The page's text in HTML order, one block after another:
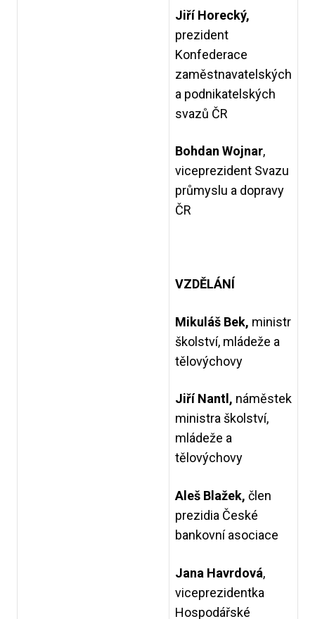
Jiří Horecký,
prezident
Konfederace
zaměstnavatelských
a podnikatelských
svazů ČR
Bohdan Wojnar,
viceprezident Svazu
průmyslu a dopravy
ČR
VZDĚLÁNÍ
Mikuláš Bek, ministr
školství, mládeže a
tělovýchovy
Jiří Nantl, náměstek
ministra školství,
mládeže a
tělovýchovy
Aleš Blažek, člen
prezidia České
bankovní asociace
Jana Havrdová,
viceprezidentka
Hospodářské